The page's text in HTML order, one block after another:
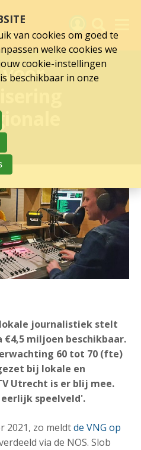
journalistiek stelt
€4,5 miljoen beschikbaar.
60 tot 70 (fte)
bij lokale en
Utrecht is er blij mee.
eerlijk speelveld'.
2021, zo meldtde VNG op
via de NOS. Slob
Nieuws
je aan
UCK
van cookies om goed te
welke cookies we
cookie-instellingen
beschikbaar in onze